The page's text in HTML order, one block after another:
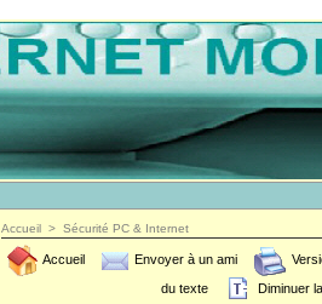
Accueil > Sécurité PC & Internet
Accueil Envoyer à un ami
du texte
Diminuer